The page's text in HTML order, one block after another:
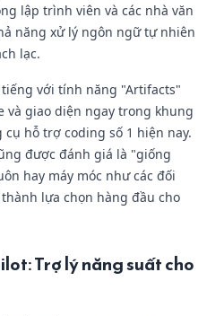
lập trình viên và các nhà văn
năng xử lý ngôn ngữ tự nhiên
lạc.
với tính năng "Artifacts"
và giao diện ngay trong khung
hỗ trợ coding số 1 hiện nay.
được đánh giá là "giống
hay máy móc như các đối
lựa chọn hàng đầu cho
Trợ lý năng suất cho